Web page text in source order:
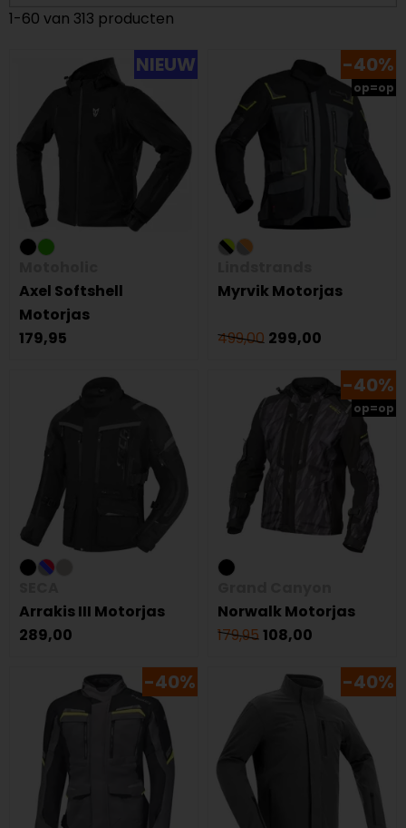
1-60 van 313 producten
NIEUW
Axel Softshell
Motorjas
179,95
-40%
op=op
Myrvik Motorjas
499,00 299,00
Arrakis III Motorjas
289,00
-40%
op=op
Norwalk Motorjas
179,95 108,00
-40% -40%